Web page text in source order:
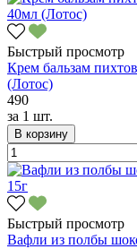
Быстрый просмотр
Крем бальзам
(Лотос)
490
за 1 шт.
В корзину
Быстрый просмотр
Вафли из полбы